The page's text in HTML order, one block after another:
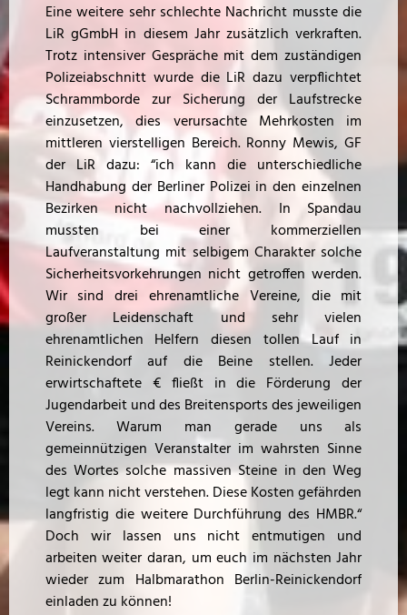
Eine weitere sehr schlechte Nachricht musste die
LiR gGmbH in diesem Jahr zusätzlich verkraften.
Trotz intensiver Gespräche mit dem zuständigen
Polizeiabschnitt wurde die LiR dazu verpflichtet
Schrammborde zur Sicherung der Laufstrecke
einzusetzen, dies verursachte Mehrkosten im
mittleren vierstelligen Bereich. Ronny Mewis, GF
der LiR dazu: “ich kann die unterschiedliche
Handhabung der Berliner Polizei in den einzelnen
Bezirken nicht nachvollziehen. In Spandau
mussten bei einer kommerziellen
Laufveranstaltung mit selbigem Charakter solche
Sicherheitsvorkehrungen nicht getroffen werden.
Wir sind drei ehrenamtliche Vereine, die mit
großer Leidenschaft und sehr vielen
ehrenamtlichen Helfern diesen tollen Lauf in
Reinickendorf auf die Beine stellen. Jeder
erwirtschaftete € fließt in die Förderung der
Jugendarbeit und des Breitensports des jeweiligen
Vereins. Warum man gerade uns als
gemeinnützigen Veranstalter im wahrsten Sinne
des Wortes solche massiven Steine in den Weg
legt kann nicht verstehen. Diese Kosten gefährden
langfristig die weitere Durchführung des HMBR.“
Doch wir lassen uns nicht entmutigen und
arbeiten weiter daran, um euch im nächsten Jahr
wieder zum Halbmarathon Berlin-Reinickendorf
einladen zu können!